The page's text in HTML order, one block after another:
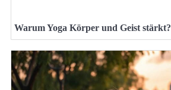
Warum Yoga Körper und Geist stärkt?